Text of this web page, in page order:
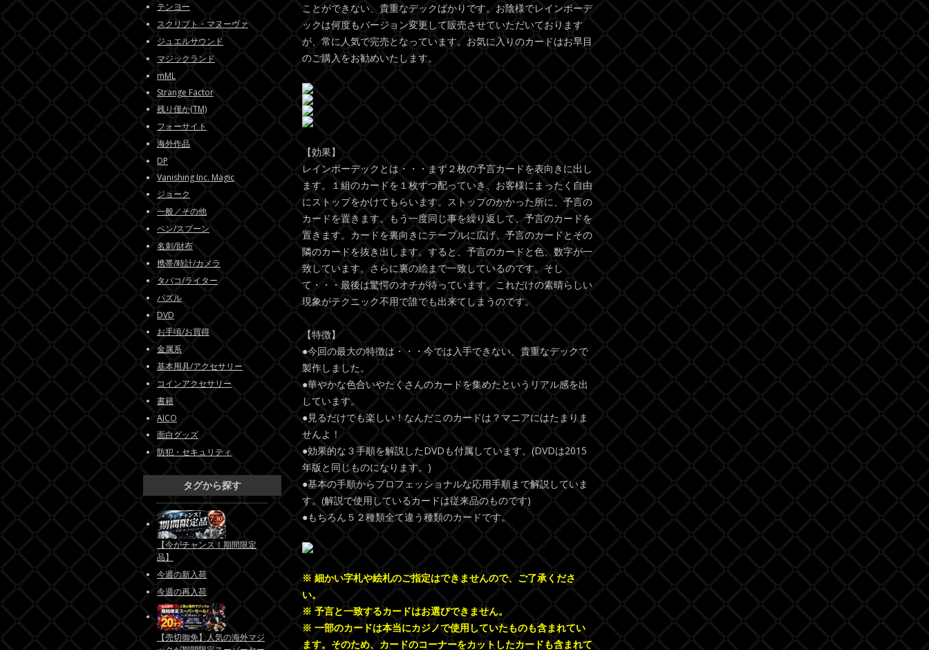
ことができない、貴重なデックばかりです。お陰様でレインボーデ
ックは何度もバージョン変更して販売させていただいております
が、常に人気で完売となっています。お気に入りのカードはお早目
のご購入をお勧めいたします。
【効果】
レインボーデックとは・・・まず２枚の予言カードを表向きに出し
ます。１組のカードを１枚ずつ配っていき、お客様にまったく自由
にストップをかけてもらいます。ストップのかかった所に、予言の
カードを置きます。もう一度同じ事を繰り返して、予言のカードを
置きます。カードを裏向きにテーブルに広げ、予言のカードとその
隣のカードを抜き出します。すると、予言のカードと色、数字が一
致しています。さらに裏の絵まで一致しているのです。そし
て・・・最後は驚愕のオチが待っています。これだけの素晴らしい
現象がテクニック不用で誰でも出来てしまうのです。
【特徴】
●今回の最大の特徴は・・・今では入手できない、貴重なデックで
製作しました。
●華やかな色合いやたくさんのカードを集めたというリアル感を出
しています。
●見るだけでも楽しい！なんだこのカードは？マニアにはたまりま
せんよ！
●効果的な３手順を解説したDVDも付属しています。(DVDは2015
年版と同じものになります。)
●基本の手順からプロフェッショナルな応用手順まで解説していま
す。(解説で使用しているカードは従来品のものです)
●もちろん５２種類全て違う種類のカードです。
※ 細かい字札や絵札のご指定はできませんので、ご了承くださ
い。
※ 予言と一致するカードはお選びできません。
※ 一部のカードは本当にカジノで使用していたものも含まれてい
ます。そのため、カードのコーナーをカットしたカードも含まれて
テンヨー
スクリプト・マヌーヴァ
ジュエルサウンド
マジックランド
mML
Strange Factor
残り僅か(TM)
フォーサイト
海外作品
DP
Vanishing Inc. Magic
ジョーク
一般／その他
ペン/スプーン
名刺/財布
携帯/時計/カメラ
タバコ/ライター
パズル
DVD
お手頃/お買得
金属系
基本用具/アクセサリー
コインアクセサリー
書籍
AICO
面白グッズ
防犯・セキュリティ
タグから探す
【今がチャンス！期間限定
品】
今週の新入荷
今週の再入荷
【売切御免】人気の海外マジ